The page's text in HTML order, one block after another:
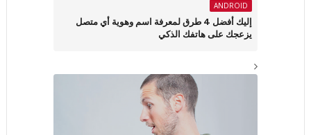
ANDROID
إليك أفضل 4 طرق لمعرفة اسم وهوية أي متصل
يزعجك على هاتفك الذكي